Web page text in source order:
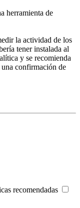
herramienta de
la actividad de los
tener instalada al
y se recomienda
una confirmación de
recomendadas